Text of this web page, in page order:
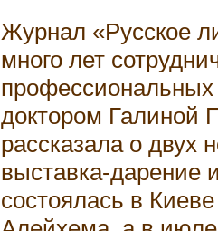
Журнал «Русское
много лет
доктором Галиной
рассказала о двух
выставка-дарение
состоялась в